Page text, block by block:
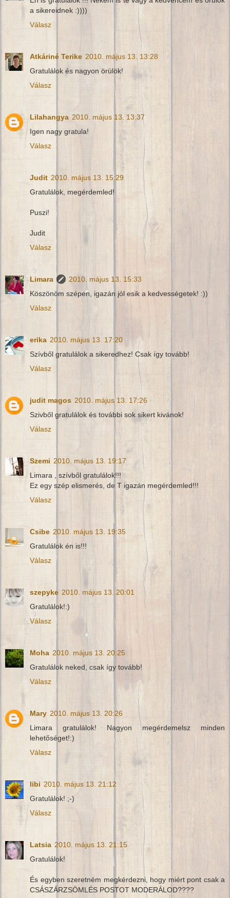
a sikereidnek :))))
Válasz
Atkáriné Terike 2010. május 13. 13:28
Gratulálok és nagyon örülök!
Válasz
Lilahangya 2010. május 13. 13:37
Igen nagy gratula!
Válasz
Judit 2010. május 13. 15:29
Gratulálok, megérdemled!
Puszi!
Judit
Válasz
Limara
2010. május 13. 15:33
Köszönöm szépen, igazán jól esik a kedvességetek! :))
Válasz
erika 2010. május 13. 17:20
Szívből gratulálok a sikeredhez! Csak így tovább!
Válasz
judit magos 2010. május 13. 17:26
Szivből gratulálok és további sok sikert kivánok!
Válasz
Szemi 2010. május 13. 19:17
Limara , szívből gratulálok!!!
Ez egy szép elismerés, de T igazán megérdemled!!!
Válasz
Csibe 2010. május 13. 19:35
Gratulálok én is!!!
Válasz
szepyke 2010. május 13. 20:01
Gratulálok!:)
Válasz
Moha 2010. május 13. 20:25
Gratulálok neked, csak így tovább!
Válasz
Mary 2010. május 13. 20:26
Limara gratulálok! Nagyon megérdemelsz minden
lehetőséget!:)
Válasz
libi 2010. május 13. 21:12
Gratulálok! ;-)
Válasz
Latsia 2010. május 13. 21:15
Gratulálok!
És egyben szeretném megkérdezni, hogy miért pont csak a
CSÁSZÁRZSÖMLÉS POSTOT MODERÁLOD????